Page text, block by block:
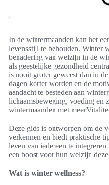
In de wintermaanden kan het
levensstijl te behouden. Winter
benadering van welzijn in de
als geestelijke gezondheid
is nooit groter geweest dan in
dagen korter worden en de
aandacht te besteden aan
lichaamsbeweging, voeding en
wintermaanden met
Deze gids is ontworpen om de
verkennen en biedt praktische
leven van iedereen te
een boost voor hun welzijn
Wat is winter wellness?